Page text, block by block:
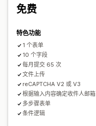
数据管理
提交管理
免费
特色功能
1 个表单
10 个字段
每月提交 65 次
文件上传
reCAPTCHA V2 或 V3
根据输入内容确定收件人邮箱
多步骤表单
条件逻辑